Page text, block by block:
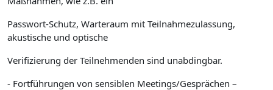
Passwort-Schutz, Warteraum mit Teilnahmezulassung,
akustische und optische
Verifizierung der Teilnehmenden sind unabdingbar.
- Fortführungen von sensiblen Meetings/Gesprächen –